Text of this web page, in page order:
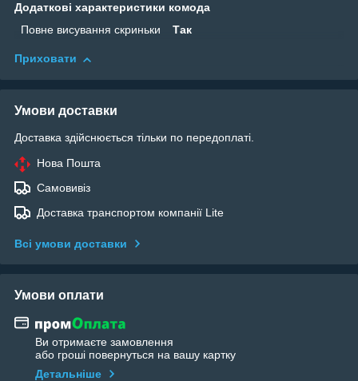
Додаткові характеристики комода
Повне висування скриньки
Так
Приховати
Умови доставки
Доставка здійснюється тільки по передоплаті.
Нова Пошта
Самовивіз
Доставка транспортом компанії Lite
Всі умови доставки
Умови оплати
Ви отримаєте замовлення
або гроші повернуться на вашу картку
Детальніше